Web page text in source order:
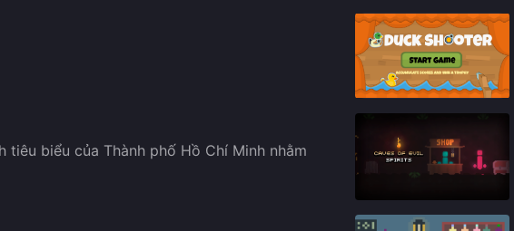
biểu của Thành phố Hồ Chí Minh nhằm
90%